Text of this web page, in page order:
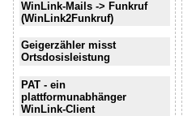
WinLink-Mails -> Funkruf
(WinLink2Funkruf)
Geigerzähler misst
Ortsdosisleistung
PAT - ein
plattformunabhänger
WinLink-Client